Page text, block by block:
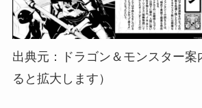
出典元：ドラゴン＆モンスター案
ると拡大します）